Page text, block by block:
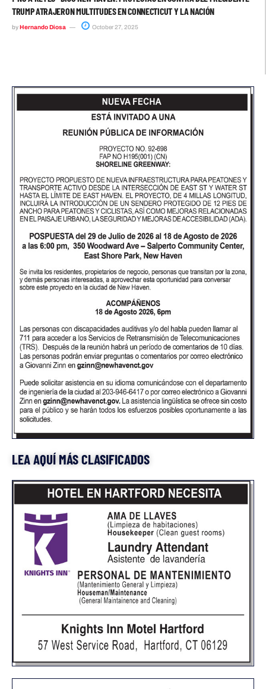
TRUMP ATRAJERON MULTITUDES EN CONNECTICUT Y LA NACIÓN
byHernando Diosa October 27, 2025
LEA AQUÍ MÁS CLASIFICADOS